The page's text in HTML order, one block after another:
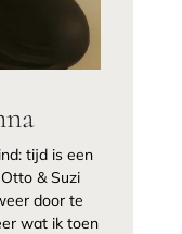
tijd is een
& Suzi
door te
wat ik toen